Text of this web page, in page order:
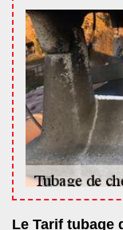
Le Tarif tubage